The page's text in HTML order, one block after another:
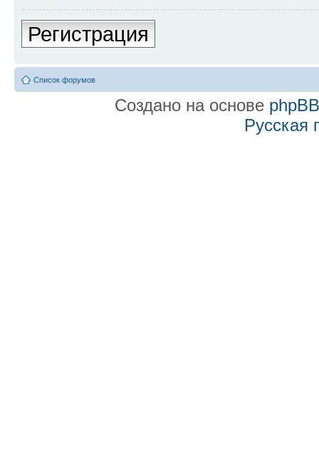
Регистрация
Список форумов
Создано на основе phpBB
Русская